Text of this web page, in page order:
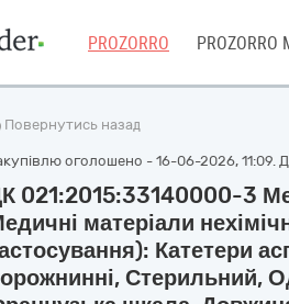
PROZORRO PROZORRO
Повернутись назад
оголошено - 16-06-2026, 11:09.
021:2015:33140000-3
матеріали
Катетери
Стерильний,